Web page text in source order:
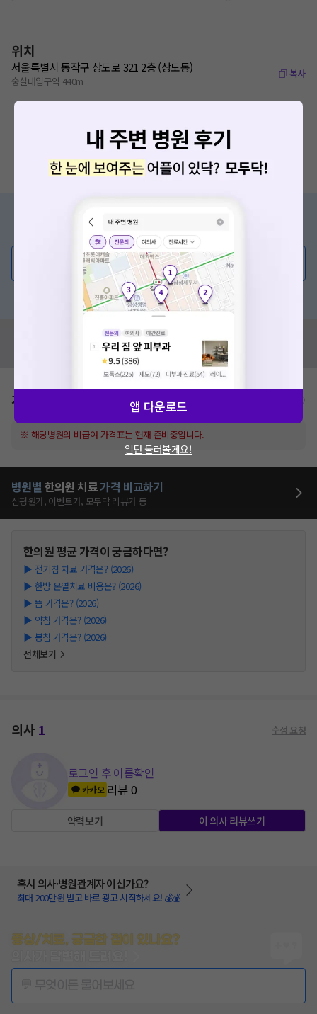
위치
서울특별시 동작구 상도로 321 2층 (상도동)
숭실대입구역 440m
복사
증상/치료, 궁금한 점이 있나요?
의사가 직접 답해드려요!
💬 무엇이든 물어보세요
혹은, 의료상담 서비스에 다양한 게시글 보러가기
혹시 잘못된 병원정보가 있나요?
모두닥 팀에 알려주세요!
가격표
※ 해당병원의 비급여 가격표는 현재 준비중입니다.
병원별 한의원 치료가격 비교하기
심평원가, 이벤트가, 모두닥 리뷰가 등
한의원평균 가격이 궁금하다면?
▶ 전기침 치료 가격은? (2026)
▶ 한방 온열치료 비용은? (2026)
▶ 뜸 가격은? (2026)
▶ 약침 가격은? (2026)
▶ 봉침 가격은? (2026)
전체보기
의사1 수정 요청
로그인 후 이름확인
카카오 리뷰0
약력보기 이 의사 리뷰쓰기
혹시 의사·병원관계자 이신가요?
최대 200만원 받고 바로 광고 시작하세요! 💰💰
증상/치료, 궁금한 점이 있나요?
앱 다운로드
일단 둘러볼게요!